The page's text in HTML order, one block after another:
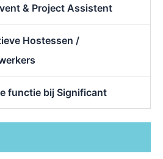
& Project Assistent
Hostessen /
functie bij Significant